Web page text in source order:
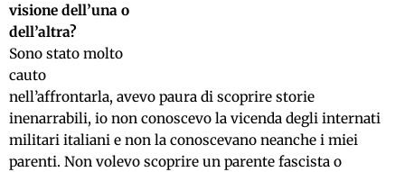
visione dell’una o
dell’altra?
Sono stato molto
cauto
nell’affrontarla, avevo paura di scoprire storie
inenarrabili, io non conoscevo la vicenda degli internati
militari italiani e non la conoscevano neanche i miei
parenti. Non volevo scoprire un parente fascista o